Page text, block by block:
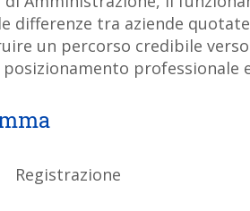
differenze tra aziende
un percorso credibile
professionale
Registrazione